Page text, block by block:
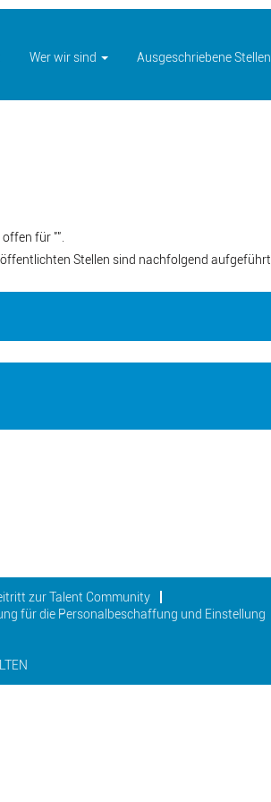
Wer wir sind Ausgeschriebene Stellen
offen für "".
Stellen sind nachfolgend aufgeführt.
zur Talent Community
für die Personalbeschaffung und Einstellung